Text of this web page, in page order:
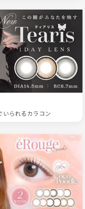
いられるカラコン